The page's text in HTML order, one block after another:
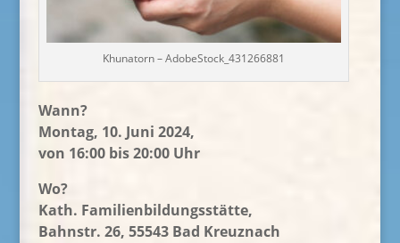
Khunatorn – AdobeStock_431266881
Wann?
Montag, 10. Juni 2024,
von 16:00 bis 20:00 Uhr
Wo?
Kath. Familienbildungsstätte,
Bahnstr. 26, 55543 Bad Kreuznach